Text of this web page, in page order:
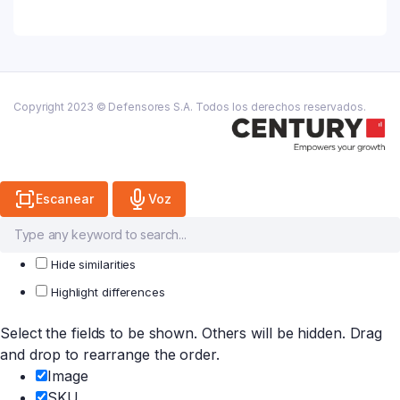
quantity
Copyright 2023 © Defensores S.A. Todos los derechos reservados.
Escanear Voz
Hide similarities
Highlight differences
Select the fields to be shown. Others will be hidden. Drag
and drop to rearrange the order.
Image